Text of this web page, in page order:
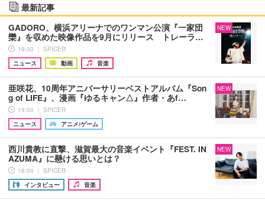
最新記事
GADORO、横浜アリーナでのワンマン公演『一家団
欒』を収めた映像作品を9月にリリース トレーラ…
19:00 ｜ SPICER
ニュース
動画 音楽
NEW
亜咲花、10周年アニバーサリーベストアルバム『Son
g of LIFE』、漫画『ゆるキャン△』作者・あf…
19:00 ｜ SPICER
ニュース
アニメ/ゲーム
NEW
西川貴教に直撃、滋賀最大の音楽イベント『FEST. IN
AZUMA』に懸ける思いとは？
18:00 ｜ SPICER
インタビュー
音楽
NEW